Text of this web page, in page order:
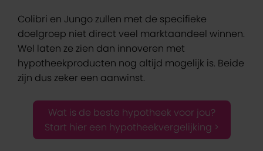
Colibri en Jungo zullen met de specifieke
doelgroep niet direct veel marktaandeel winnen.
Wel laten ze zien dan innoveren met
hypotheekproducten nog altijd mogelijk is. Beide
zijn dus zeker een aanwinst.
Wat is de beste hypotheek voor jou?
Start hier een hypotheekvergelijking >